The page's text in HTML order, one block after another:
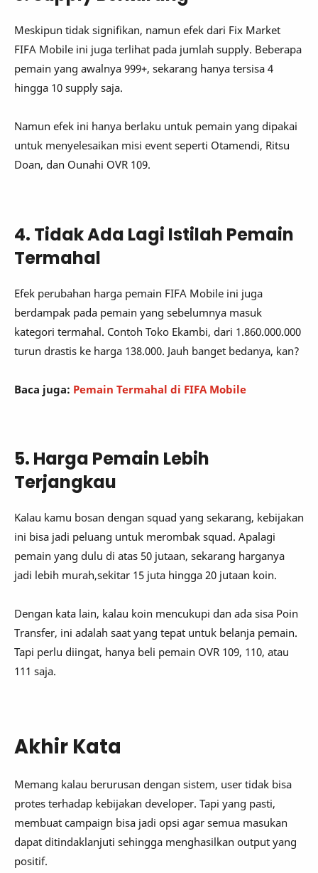
Meskipun tidak signifikan, namun efek dari Fix Market
FIFA Mobile ini juga terlihat pada jumlah supply. Beberapa
pemain yang awalnya 999+, sekarang hanya tersisa 4
hingga 10 supply saja.
Namun efek ini hanya berlaku untuk pemain yang dipakai
untuk menyelesaikan misi event seperti Otamendi, Ritsu
Doan, dan Ounahi OVR 109.
4. Tidak Ada Lagi Istilah Pemain
Termahal
Efek perubahan harga pemain FIFA Mobile ini juga
berdampak pada pemain yang sebelumnya masuk
kategori termahal. Contoh Toko Ekambi, dari 1.860.000.000
turun drastis ke harga 138.000. Jauh banget bedanya, kan?
Baca juga: Pemain Termahal di FIFA Mobile
5. Harga Pemain Lebih
Terjangkau
Kalau kamu bosan dengan squad yang sekarang, kebijakan
ini bisa jadi peluang untuk merombak squad. Apalagi
pemain yang dulu di atas 50 jutaan, sekarang harganya
jadi lebih murah,sekitar 15 juta hingga 20 jutaan koin.
Dengan kata lain, kalau koin mencukupi dan ada sisa Poin
Transfer, ini adalah saat yang tepat untuk belanja pemain.
Tapi perlu diingat, hanya beli pemain OVR 109, 110, atau
111 saja.
Akhir Kata
Memang kalau berurusan dengan sistem, user tidak bisa
protes terhadap kebijakan developer. Tapi yang pasti,
membuat campaign bisa jadi opsi agar semua masukan
dapat ditindaklanjuti sehingga menghasilkan output yang
positif.